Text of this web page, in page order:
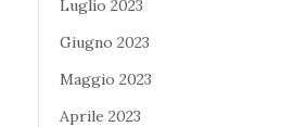
Luglio 2023
Giugno 2023
Maggio 2023
Aprile 2023